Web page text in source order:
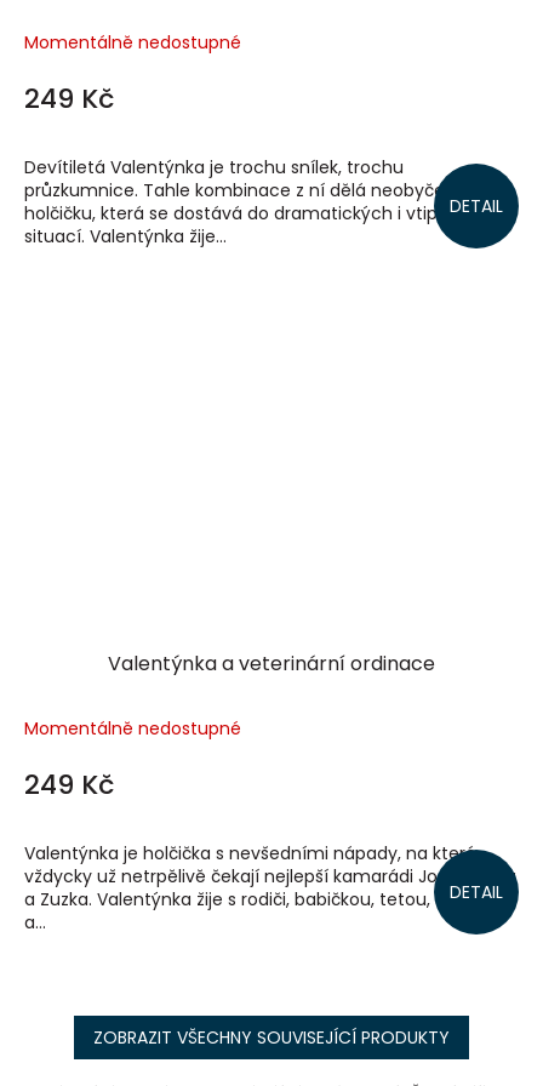
Momentálně nedostupné
249 Kč
DETAIL
Devítiletá Valentýnka je trochu snílek, trochu
průzkumnice. Tahle kombinace z ní dělá neobyčejnou
holčičku, která se dostává do dramatických i vtipných
situací. Valentýnka žije...
Valentýnka a veterinární ordinace
Momentálně nedostupné
249 Kč
DETAIL
Valentýnka je holčička s nevšedními nápady, na které
vždycky už netrpělivě čekají nejlepší kamarádi Jonáš, Péťa
a Zuzka. Valentýnka žije s rodiči, babičkou, tetou, strýcem
a...
ZOBRAZIT VŠECHNY SOUVISEJÍCÍ PRODUKTY